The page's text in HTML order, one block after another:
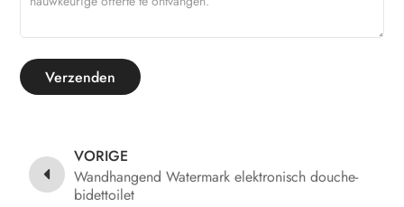
Verzenden
VORIGE
Wandhangend Watermark elektronisch douche-
bidettoilet